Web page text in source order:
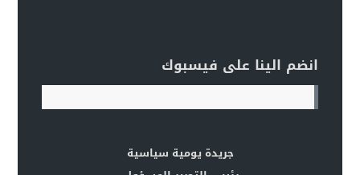
انضم الينا على فيسبوك
جريدة يومية سياسية